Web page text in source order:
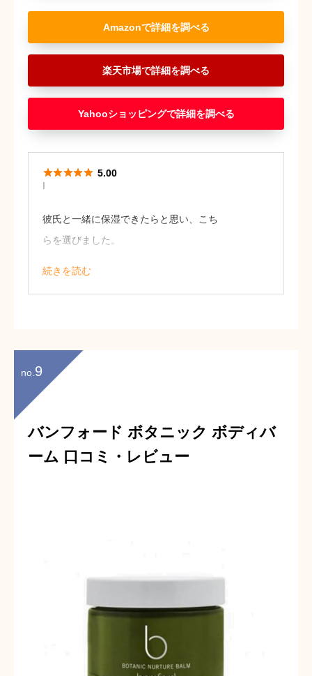
Amazon
楽天市場
Yahooショッピング
彼氏と一緒に保湿できたらと思い、こち
らを選びました。
続きを読む
I
 5.00
no. 9
バンフォード ボタニック ボディバ
ーム 口コミ・レビュー